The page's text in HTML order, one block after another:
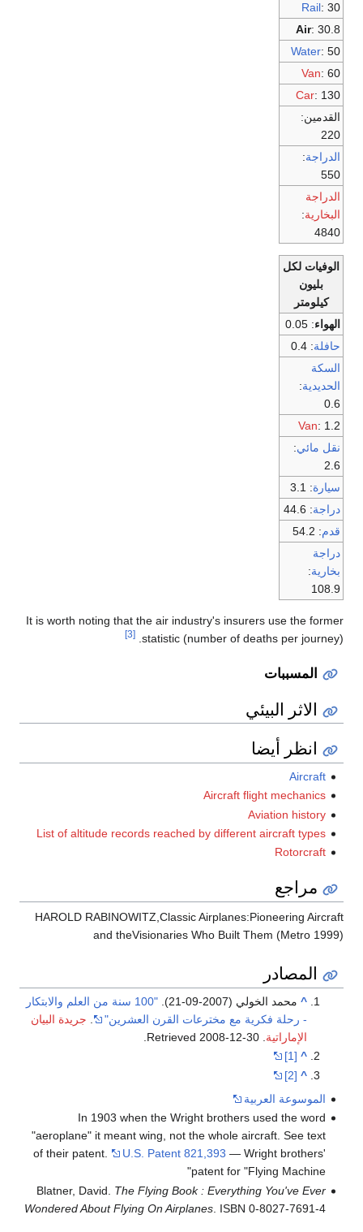
Rail: 30
Air: 30.8
Water: 50
Van: 60
Car: 130
القدمين:
220
الدراجة:
550
الدراجة
البخارية:
4840
الوفيات لكل
بليون
كيلومتر
الهواء: 0.05
حافلة: 0.4
السكة
الحديدية:
0.6
Van: 1.2
نقل مائي:
2.6
سيارة: 3.1
دراجة: 44.6
قدم: 54.2
دراجة
بخارية:
108.9
It is worth noting that the air industry's insurers use the former
statistic (number of deaths per journey).
[3]
المسببات
الاثر البيئي
انظر أيضا
Aircraft
Aircraft flight mechanics
Aviation history
List of altitude records reached by different aircraft types
Rotorcraft
مراجع
HAROLD RABINOWITZ,Classic Airplanes:Pioneering Aircraft
and theVisionaries Who Built Them (Metro 1999)
المصادر
^ محمد الخولي (2007-09-21).
"100 سنة من العلم والابتكار
- رحلة فكرية مع مخترعات القرن العشرين"
جريدة البيان
الإماراتية 2008-12-30
^
[1]
^
[2]
الموسوعة العربية
In 1903 when the Wright brothers used the word
"aeroplane" it meant wing, not the whole aircraft. See text
of their patent.
U.S. Patent 821,393 — Wright brothers'
patent for "Flying Machine"
Blatner, David. The Flying Book : Everything You've Ever
Wondered About Flying On Airplanes. ISBN 0-8027-7691-4